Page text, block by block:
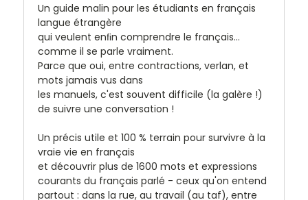
Un guide malin pour les étudiants en français
langue étrangère
qui veulent enﬁn comprendre le français...
comme il se parle vraiment.
Parce que oui, entre contractions, verlan, et
mots jamais vus dans
les manuels, c'est souvent difficile (la galère !)
de suivre une conversation !
Un précis utile et 100 % terrain pour survivre à la
vraie vie en français
et découvrir plus de 1600 mots et expressions
courants du français parlé - ceux qu'on entend
partout : dans la rue, au travail (au taf), entre